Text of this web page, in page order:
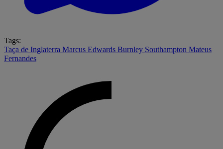
Tags:
Taça de Inglaterra Marcus Edwards Burnley Southampton Mateus
Fernandes